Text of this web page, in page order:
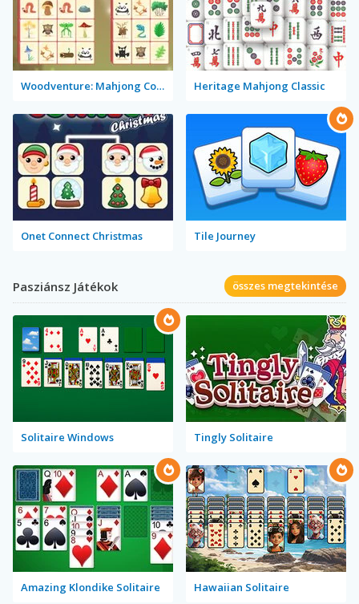
Woodventure: Mahjong Connect Heritage Mahjong Classic
Onet Connect Christmas Tile Journey
Pasziánsz Játékok összes megtekintése
Solitaire Windows Tingly Solitaire
Amazing Klondike Solitaire Hawaiian Solitaire